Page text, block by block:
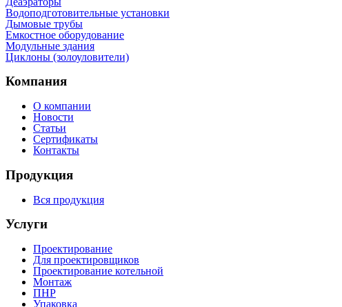
Водоподготовительные установки
Дымовые трубы
Емкостное оборудование
Mодульные здания
Циклоны (золоуловители)
Компания
О компании
Новости
Статьи
Сертификаты
Контакты
Продукция
Вся продукция
Услуги
Проектирование
Для проектировщиков
Проектирование котельной
Монтаж
ПНР
Упаковка